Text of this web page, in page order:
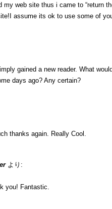
web site thus i came to “return
assume its ok to use some of
gained a new reader. What
days ago? Any certain?
thanks again. Really Cool.
より:
you! Fantastic.